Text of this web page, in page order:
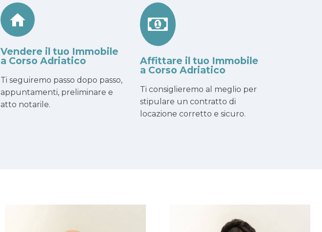
Vendere il tuo Immobile
a Corso Adriatico
Ti seguiremo passo dopo passo,
appuntamenti, preliminare e
atto notarile.
Affittare il tuo Immobile
a Corso Adriatico
Ti consiglieremo al meglio per
stipulare un contratto di
locazione corretto e sicuro.